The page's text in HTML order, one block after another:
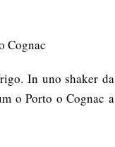
Cognac
In uno shaker da
o Porto o Cognac a